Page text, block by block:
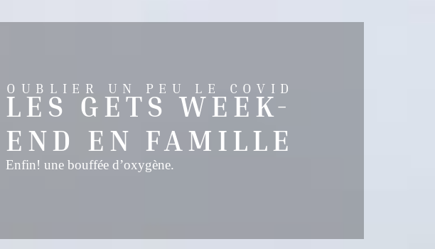
OUBLIER UN PEU LE COVID
LES GETS WEEK-
END EN FAMILLE
Enfin! une bouffée d’oxygène.